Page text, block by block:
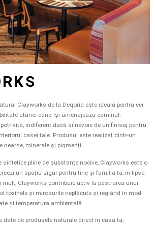
Clayworks de la Deqoria este ideală pentru cei
atunci când își amenajează căminul.
indiferent dacă ai nevoie de un finisaj pentru
casei tale. Produsul este realizat dintr-un
nearse, minerale și pigmenți.
sintetice pline de substanțe nocive, Clayworks este o
un spațiu sigur pentru tine și familia ta, în lipsa
mult, Clayworks contribuie activ la păstrarea unui
toxinele și mirosurile neplăcute și reglând în mod
și temperatura ambientală.
date de produsele naturale direct în casa ta,